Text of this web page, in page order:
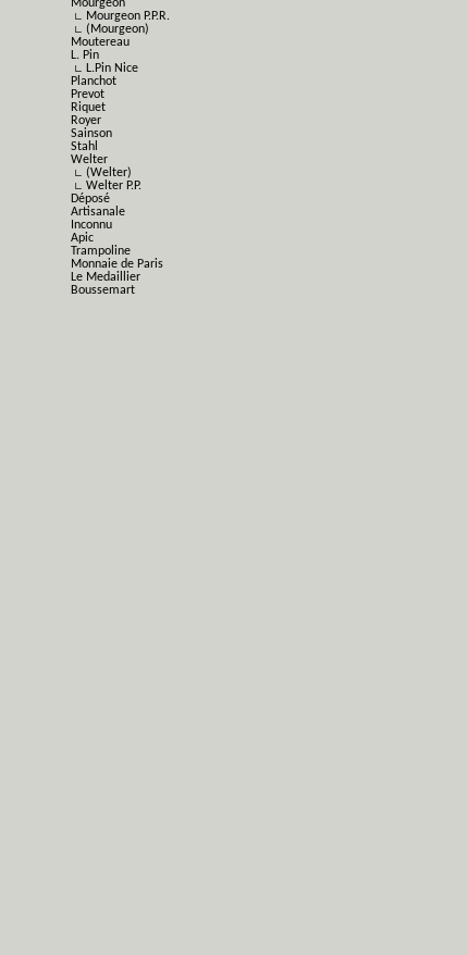
Mourgeon
∟ Mourgeon P.P.R.
∟ (Mourgeon)
Moutereau
L. Pin
∟ L.Pin Nice
Planchot
Prevot
Riquet
Royer
Sainson
Stahl
Welter
∟ (Welter)
∟ Welter P.P.
Déposé
Artisanale
Inconnu
Apic
Trampoline
Monnaie de Paris
Le Medaillier
Boussemart